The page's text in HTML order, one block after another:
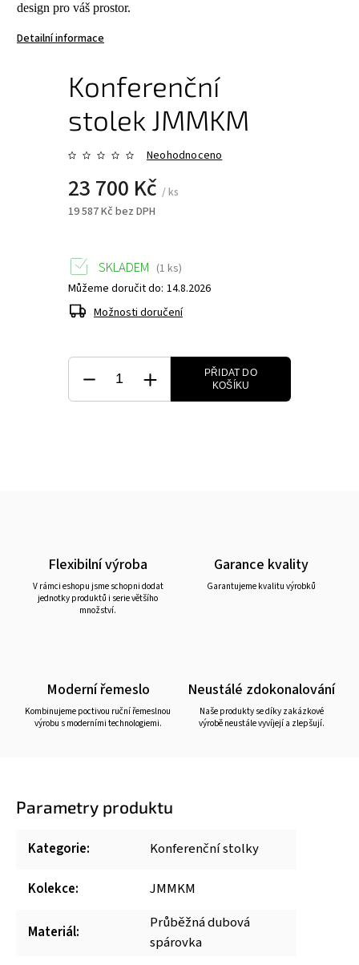
design pro váš prostor.
Detailní informace
Konferenční
stolek JMMKM
Neohodnoceno
23 700 Kč / ks
19 587 Kč bez DPH
SKLADEM (1 ks)
Můžeme doručit do: 14.8.2026
Možnosti doručení
PŘIDAT DO
KOŠÍKU
Flexibilní výroba
V rámci eshopu jsme schopni dodat
jednotky produktů i serie většího
množství.
Garance kvality
Garantujeme kvalitu výrobků
Moderní řemeslo
Kombinujeme poctivou ruční řemeslnou
výrobu s moderními technologiemi.
Neustálé zdokonalování
Naše produkty se díky zakázkové
výrobě neustále vyvíjejí a zlepšují.
Parametry produktu
Kategorie: Konferenční stolky
Kolekce: JMMKM
Materiál:
Průběžná dubová
spárovka